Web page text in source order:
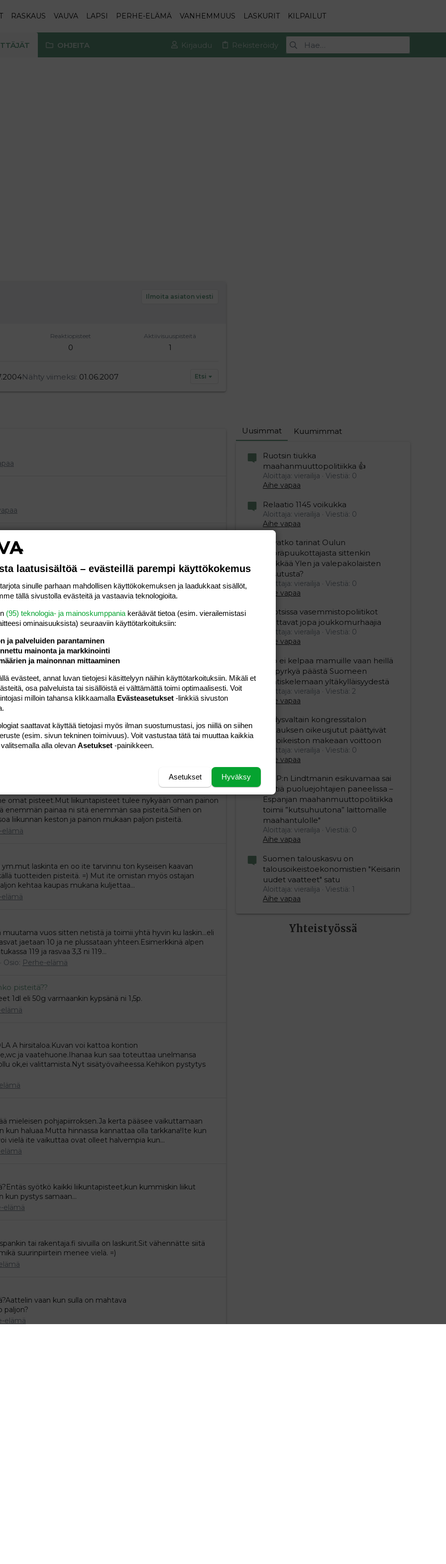
RASKAUS VAUVA LAPSI PERHE-ELÄMÄ VANHEMMUUS LASKURIT KILPAILUT
OHJEITA Kirjaudu Rekisteröidy
Ilmoita asiaton viesti
Reaktiopisteet
0
Aktiivisuuspisteitä
1
Nähty viimeksi 01.06.2007 Etsi
kivekset ei laskeudu.Mutta meilläkään ei tiedetä suvusta
en myöskään tupakoinut raskaana ollessani.Leikkausta
ei ole vielä niin tiukat,voi olla...
tuntevinaan pojan kivekset jossain ylhäällä.Ravattiin sit
ollessa 1v 3kk.Leikkaus suju hyvin mut uutiset oli
sit oli jälkitarkastuksia...
aikasemmin,mutta nyt on alkanu vähentyä(tyttö
lisäks,koska paino ei noussu,ni ei jaksa imeä tarpeeks
oli kyllä tyytyväinen tissimaidollakin...
soseita ni 5 pistettä lisää.Se vaan mietityttää ku alottaahan
silti on lisäpisteet täysimettäjille?!?
omat pisteet.Mut liikuntapisteet tulee nykyään oman painon
enemmän painaa ni sitä enemmän saa pisteitä.Siihen on
liikunnan keston ja painon mukaan paljon pisteitä.
elämä
laskinta en oo ite tarvinnu ton kyseisen kaavan
tuotteiden pisteitä. =) Mut ite omistan myös ostajan
kehtaa kaupas mukana kuljettaa...
muutama vuos sitten netistä ja toimii yhtä hyvin ku laskin...eli
jaetaan 10 ja ne plussataan yhteen.Esimerkkinä alpen
119 ja rasvaa 3,3 ni 119...
Osio: Perhe-elämä
pisteitä??
1dl eli 50g varmaankin kypsänä ni 1,5p.
A hirsitaloa.Kuvan voi kattoa kontion
ja vaatehuone.Ihanaa kun saa toteuttaa unelmansa
ok,ei valittamista.Nyt sisätyövaiheessa.Kehikon pystytys
mieleisen pohjapiirroksen.Ja kerta pääsee vaikuttamaan
haluaa.Mutta hinnassa kannattaa olla tarkkana!Ite kun
vielä ite vaikuttaa ovat olleet halvempia kun...
syötkö kaikki liikuntapisteet,kun kummiskin liikut
kun pystys samaan...
elämä
tai rakentaja.fi sivuilla on laskurit.Sit vähennätte siitä
suurinpiirtein menee vielä. =)
vaan kun sulla on mahtava
paljon?
elämä
Uusimmat Kuumimmat
Ruotsin tiukka
maahanmuuttopolitiikka 👍
Aloittaja: vierailija
Viestiä: 0
Aihe vapaa
Relaatio 1145 voikukka
Aloittaja: vierailija
Viestiä: 0
Aihe vapaa
Olivatko tarinat Oulun
pyöräpuukottajasta sittenkin
pelkkää Ylen ja valepakolaisten
husutusta?
Aloittaja: vierailija
Viestiä: 0
Aihe vapaa
Ruotsissa vasemmistopoliitikot
fanittavat jopa joukkomurhaajia
Aloittaja: vierailija
Viestiä: 0
Aihe vapaa
Viro ei kelpaa mamuille vaan heillä
on pyrkyä päästä Suomeen
naatiskelemaan yltäkylläisyydestä
Aloittaja: vierailija
Viestiä: 2
Aihe vapaa
Yhdysvaltain kongressitalon
valtauksen oikeusjutut päättyivät
äärioikeiston makeaan voittoon
Aloittaja: vierailija
Viestiä: 0
Aihe vapaa
"SDP:n Lindtmanin esikuvamaa sai
kyytiä puoluejohtajien paneelissa –
Espanjan maahanmuuttopolitiikka
toimii ”kutsuhuutona” laittomalle
maahantulolle"
Aloittaja: vierailija
Viestiä: 0
Aihe vapaa
Suomen talouskasvu on
talousoikeistoekonomistien "Keisarin
uudet vaatteet" satu
Aloittaja: vierailija
Viestiä: 1
Aihe vapaa
Yhteistyössä
laatusisältöä – evästeillä parempi käyttökokemus
sinulle parhaan mahdollisen käyttökokemuksen ja laadukkaat sisällöt,
tällä sivustolla evästeitä ja vastaavia teknologioita.
(95) teknologia- ja mainoskumppania keräävät tietoa (esim. vierailemis­tasi
ominaisuuk­sista) seuraaviin käyttötarkoituksiin:
ja palveluiden parantaminen
mainonta ja markkinointi
ja mainonnan mittaaminen
evästeet, annat luvan tietojesi käsittelyyn näihin käyttötarkoituksiin. Mikäli et
osa palveluista tai sisällöistä ei välttämättä toimi optimaalisesti. Voit
milloin tahansa klikkaamalla Evästeasetukset -linkkiä sivuston
saattavat käyttää tietojasi myös ilman suostumustasi, jos niillä on siihen
(esim. sivun tekninen toimivuus). Voit vastustaa tätä tai muuttaa kaikkia
alla olevan Asetukset -painikkeen.
Hyväksy
Asetukset